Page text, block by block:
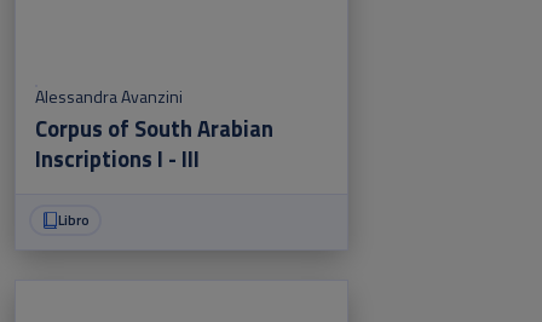
Alessandra Avanzini
Corpus of South Arabian
Inscriptions I - III
Libro